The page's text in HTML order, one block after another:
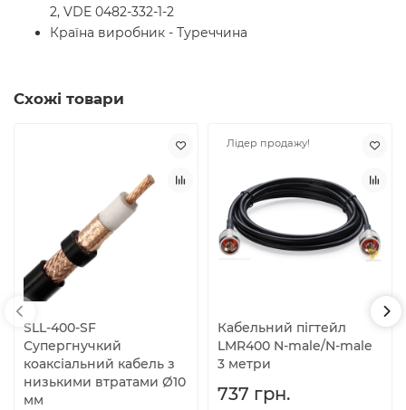
2, VDE 0482-332-1-2
Країна виробник - Туреччина
Схожі товари
SLL-400-SF
Супергнучкий
коаксіальний кабель з
низькими втратами Ø10
мм
Лідер продажу!
Кабельний пігтейл
LMR400 N-male/N-male
3 метри
737 грн.